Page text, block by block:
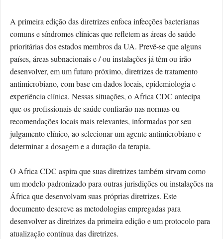
A primeira edição das diretrizes enfoca infecções bacterianas
comuns e síndromes clínicas que refletem as áreas de saúde
prioritárias dos estados membros da UA. Prevê-se que alguns
países, áreas subnacionais e / ou instalações já têm ou irão
desenvolver, em um futuro próximo, diretrizes de tratamento
antimicrobiano, com base em dados locais, epidemiologia e
experiência clínica. Nessas situações, o Africa CDC antecipa
que os profissionais de saúde confiarão nas normas ou
recomendações locais mais relevantes, informadas por seu
julgamento clínico, ao selecionar um agente antimicrobiano e
determinar a dosagem e a duração da terapia.
O Africa CDC aspira que suas diretrizes também sirvam como
um modelo padronizado para outras jurisdições ou instalações na
África que desenvolvam suas próprias diretrizes. Este
documento descreve as metodologias empregadas para
desenvolver as diretrizes da primeira edição e um protocolo para
atualização contínua das diretrizes.